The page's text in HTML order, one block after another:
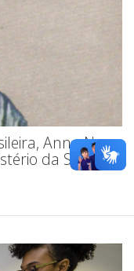
Anna Nery
da Saúde